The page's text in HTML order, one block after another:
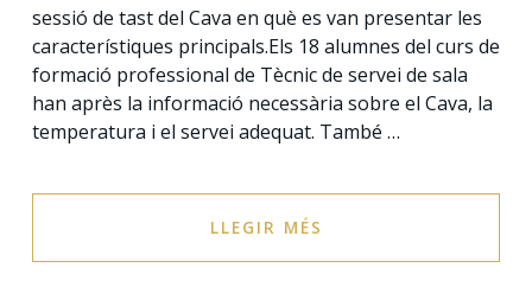
sessió de tast del Cava en què es van presentar les
característiques principals.Els 18 alumnes del curs de
formació professional de Tècnic de servei de sala
han après la informació necessària sobre el Cava, la
temperatura i el servei adequat. També …
LLEGIR MÉS